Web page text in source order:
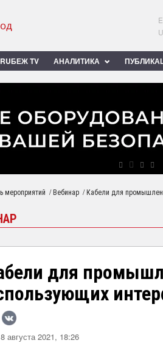
TV АНАЛИТИКА
мероприятий / Вебинар / Кабели для
для
августа 2021, 18:26